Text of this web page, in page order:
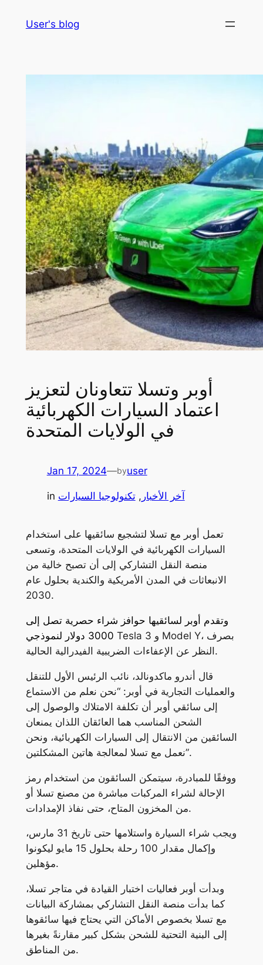
User's blog
أوبر وتسلا تتعاونان لتعزيز
اعتماد السيارات الكهربائية
في الولايات المتحدة
Jan 17, 2024—byuser
in آخر الأخبار , تكنولوجيا السيارات
تعمل أوبر مع تسلا لتشجيع سائقيها على استخدام
السيارات الكهربائية في الولايات المتحدة، وتسعى
منصة النقل التشاركي إلى أن تصبح خالية من
الانبعاثات في المدن الأمريكية والكندية بحلول عام
2030.
وتقدم أوبر لسائقيها حوافز شراء حصرية تصل إلى
Tesla 3 و Model Y، بصرف
النظر عن الإعفاءات الضريبية الفيدرالية الحالية.
قال أندرو ماكدونالد، نائب الرئيس الأول للتنقل
والعمليات التجارية في أوبر: “نحن نعلم من الاستماع
إلى سائقي أوبر أن تكلفة الامتلاك والوصول إلى
الشحن المناسب هما العائقان اللذان يمنعان
السائقين من الانتقال إلى السيارات الكهربائية، ونحن
نعمل مع تسلا لمعالجة هاتين المشكلتين”.
ووفقًا للمبادرة، سيتمكن السائقون من استخدام رمز
الإحالة لشراء المركبات مباشرة من مصنع تسلا أو
من المخزون المتاح، حتى نفاذ الإمدادات.
ويجب شراء السيارة واستلامها حتى تاريخ 31 مارس،
وإكمال مقدار 100 رحلة بحلول 15 مايو ليكونوا
مؤهلين.
وبدأت أوبر فعاليات اختبار القيادة في متاجر تسلا،
كما بدأت منصة النقل التشاركي بمشاركة البيانات
مع تسلا بخصوص الأماكن التي يحتاج فيها سائقوها
إلى البنية التحتية للشحن بشكل كبير مقارنةً بغيرها
من المناطق.